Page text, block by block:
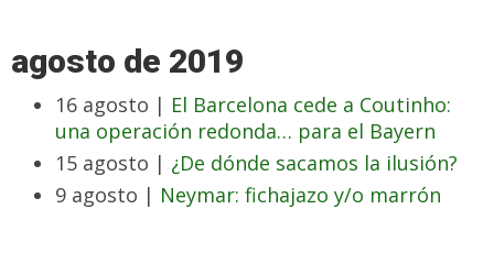
agosto de 2019
16 agosto | El Barcelona cede a Coutinho:
una operación redonda… para el Bayern
15 agosto | ¿De dónde sacamos la ilusión?
9 agosto | Neymar: fichajazo y/o marrón